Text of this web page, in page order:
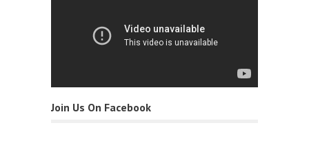
Join Us On Facebook